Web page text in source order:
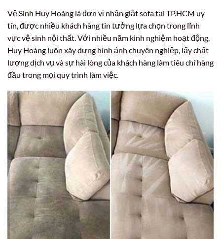
Vệ Sinh Huy Hoàng là đơn vị nhận giặt sofa tại TP.HCM uy
tín, được nhiều khách hàng tin tưởng lựa chọn trong lĩnh
vực vệ sinh nội thất. Với nhiều năm kinh nghiệm hoạt động,
Huy Hoàng luôn xây dựng hình ảnh chuyên nghiệp, lấy chất
lượng dịch vụ và sự hài lòng của khách hàng làm tiêu chí hàng
đầu trong mọi quy trình làm việc.